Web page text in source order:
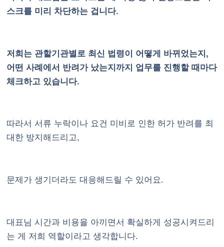
스크를 미리 차단하는 겁니다.
저희는 관할기관별로 최신 법령이 어떻게 바뀌었는지,
어떤 사례에서 반려가 났는지까지 업무를 진행할 때마다
체크하고 있습니다.
따라서 서류 누락이나 요건 미비로 인한 허가 반려를 최
대한 방지해드리고,
문제가 생기더라도 대응해드릴 수 있어요.
대표님 시간과 비용을 아끼면서 확실하게 성공시켜드리
는 게 저희 역할이라고 생각합니다.